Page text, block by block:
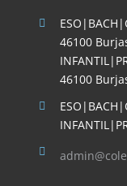
46100
46100